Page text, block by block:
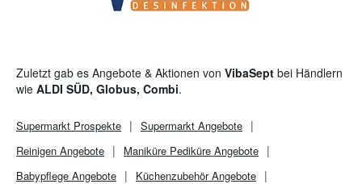
Zuletzt gab es Angebote & Aktionen von VibaSept bei Händlern
wie ALDI SÜD, Globus, Combi.
Supermarkt Prospekte Supermarkt Angebote
Reinigen Angebote
Maniküre Pediküre Angebote
Babypflege Angebote
Küchenzubehör Angebote